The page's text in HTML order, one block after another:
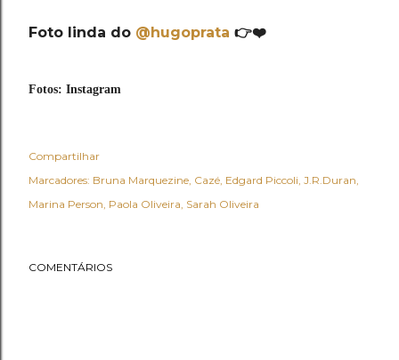
Foto linda do @hugoprata 👉❤
Fotos: Instagram
Compartilhar
Marcadores: Bruna Marquezine Cazé Edgard Piccoli J.R.Duran
Marina Person Paola Oliveira Sarah Oliveira
COMENTÁRIOS